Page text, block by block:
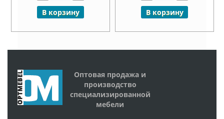
В корзину В корзину
Оптовая продажа и
производство
специализированной
мебели